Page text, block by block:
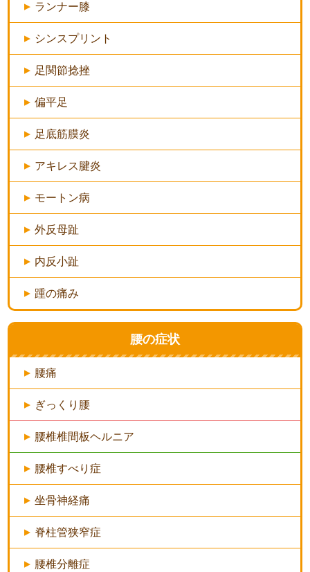
ランナー膝
シンスプリント
足関節捻挫
偏平足
足底筋膜炎
アキレス腱炎
モートン病
外反母趾
内反小趾
踵の痛み
腰の症状
腰痛
ぎっくり腰
腰椎椎間板ヘルニア
腰椎すべり症
坐骨神経痛
脊柱管狭窄症
腰椎分離症